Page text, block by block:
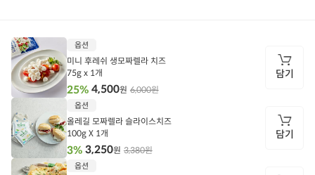
상
품
정
보
담
옵션
미니 후레쉬 생모짜렐라 치즈
75g x 1개
6,000원
25% 4,500원
담기
담
기
옵션
올레길 모짜렐라 슬라이스치즈
100g X 1개
3,380원
3% 3,250원
담기
옵션